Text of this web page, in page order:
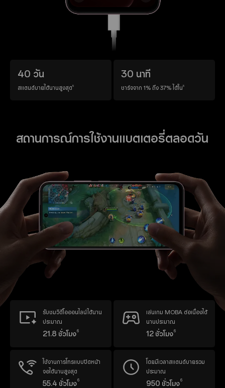
40 วัน
สแตนด์บายได้นานสูงสุด 5
30 นาที
ชาร์จจาก 1% ถึง 37% ได้ใน5
สถานการณ์การใช้งานแบตเตอรี่ตลอดวัน
รับชมวิดีโอออนไลน์ได้นาน
ประมาณ
21.8 ชั่วโมง6
เล่นเกม MOBA ต่อเนื่องได้
นานประมาณ
12 ชั่วโมง6
ใช้งานการโทรแบบปิดหน้า
จอได้นานสูงสุด
55.4 ชั่วโมง6
โดยมีเวลาสแตนด์บายรวม
ประมาณ
950 ชั่วโมง6